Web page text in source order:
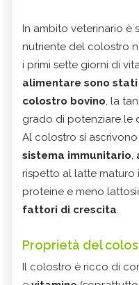
In ambito veterinario è
nutriente del colostro
i primi sette giorni di
alimentare sono
colostro bovino, la
grado di potenziare le
Al colostro si ascrivono
sistema immunitario,
rispetto al latte
proteine e meno
fattori di crescita.
Proprietà del
Il colostro è ricco di